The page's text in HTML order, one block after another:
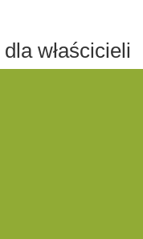
właścicieli